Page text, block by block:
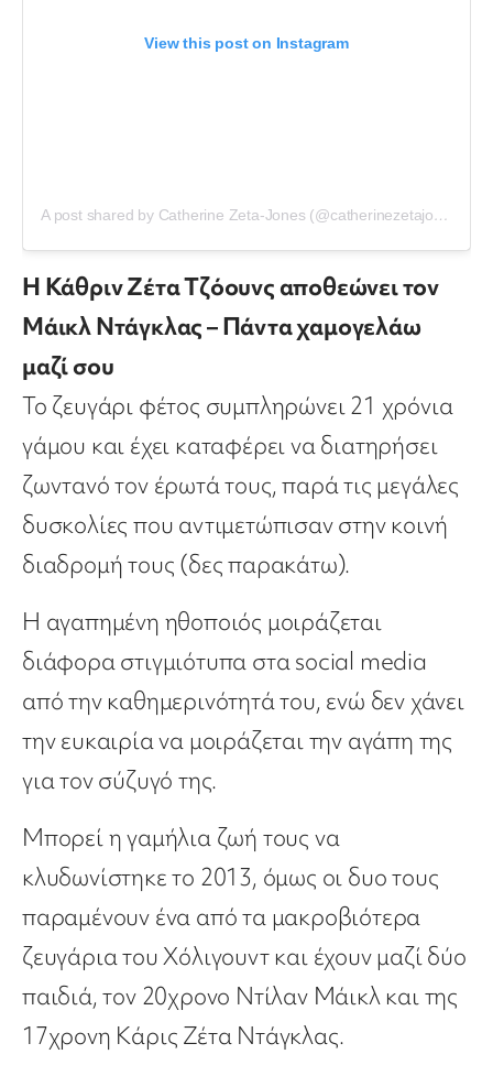
View this post on Instagram
A post shared by Catherine Zeta-Jones (@catherinezetajones)
Η Κάθριν Ζέτα Tζόουνς αποθεώνει τον
Μάικλ Ντάγκλας – Πάντα χαμογελάω
μαζί σου
Το ζευγάρι φέτος συμπληρώνει 21 χρόνια
γάμου και έχει καταφέρει να διατηρήσει
ζωντανό τον έρωτά τους, παρά τις μεγάλες
δυσκολίες που αντιμετώπισαν στην κοινή
διαδρομή τους (δες παρακάτω).
Η αγαπημένη ηθοποιός μοιράζεται
διάφορα στιγμιότυπα στα social media
από την καθημερινότητά του, ενώ δεν χάνει
την ευκαιρία να μοιράζεται την αγάπη της
για τον σύζυγό της.
Μπορεί η γαμήλια ζωή τους να
κλυδωνίστηκε το 2013, όμως οι δυο τους
παραμένουν ένα από τα μακροβιότερα
ζευγάρια του Χόλιγουντ και έχουν μαζί δύο
παιδιά, τον 20χρονο Ντίλαν Μάικλ και της
17χρονη Κάρις Ζέτα Ντάγκλας.